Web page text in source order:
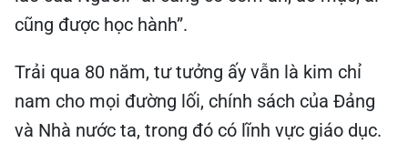
cũng được học hành”.
Trải qua 80 năm, tư tưởng ấy vẫn là kim chỉ
nam cho mọi đường lối, chính sách của Đảng
và Nhà nước ta, trong đó có lĩnh vực giáo dục.